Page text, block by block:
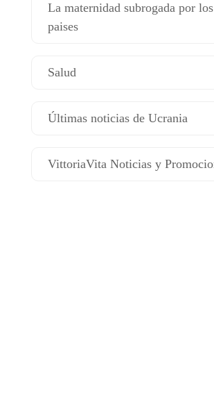
La maternidad subrogada por los
paises
Salud
Últimas noticias de Ucrania
VittoriaVita Noticias y